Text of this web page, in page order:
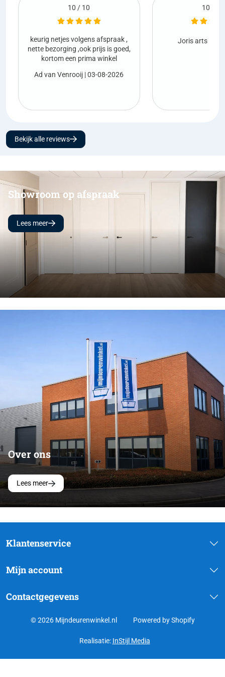
10 / 10
Joris arts| 01-08-2026
10 /
Netjes geleverd
Bekijk alle reviews
Showroom op afspraak
Lees meer
Over ons
Lees meer
Klantenservice
Mijn account
Contactgegevens
© 2026 Mijndeurenwinkel.nl Powered by Shopify
Realisatie: InStijl Media